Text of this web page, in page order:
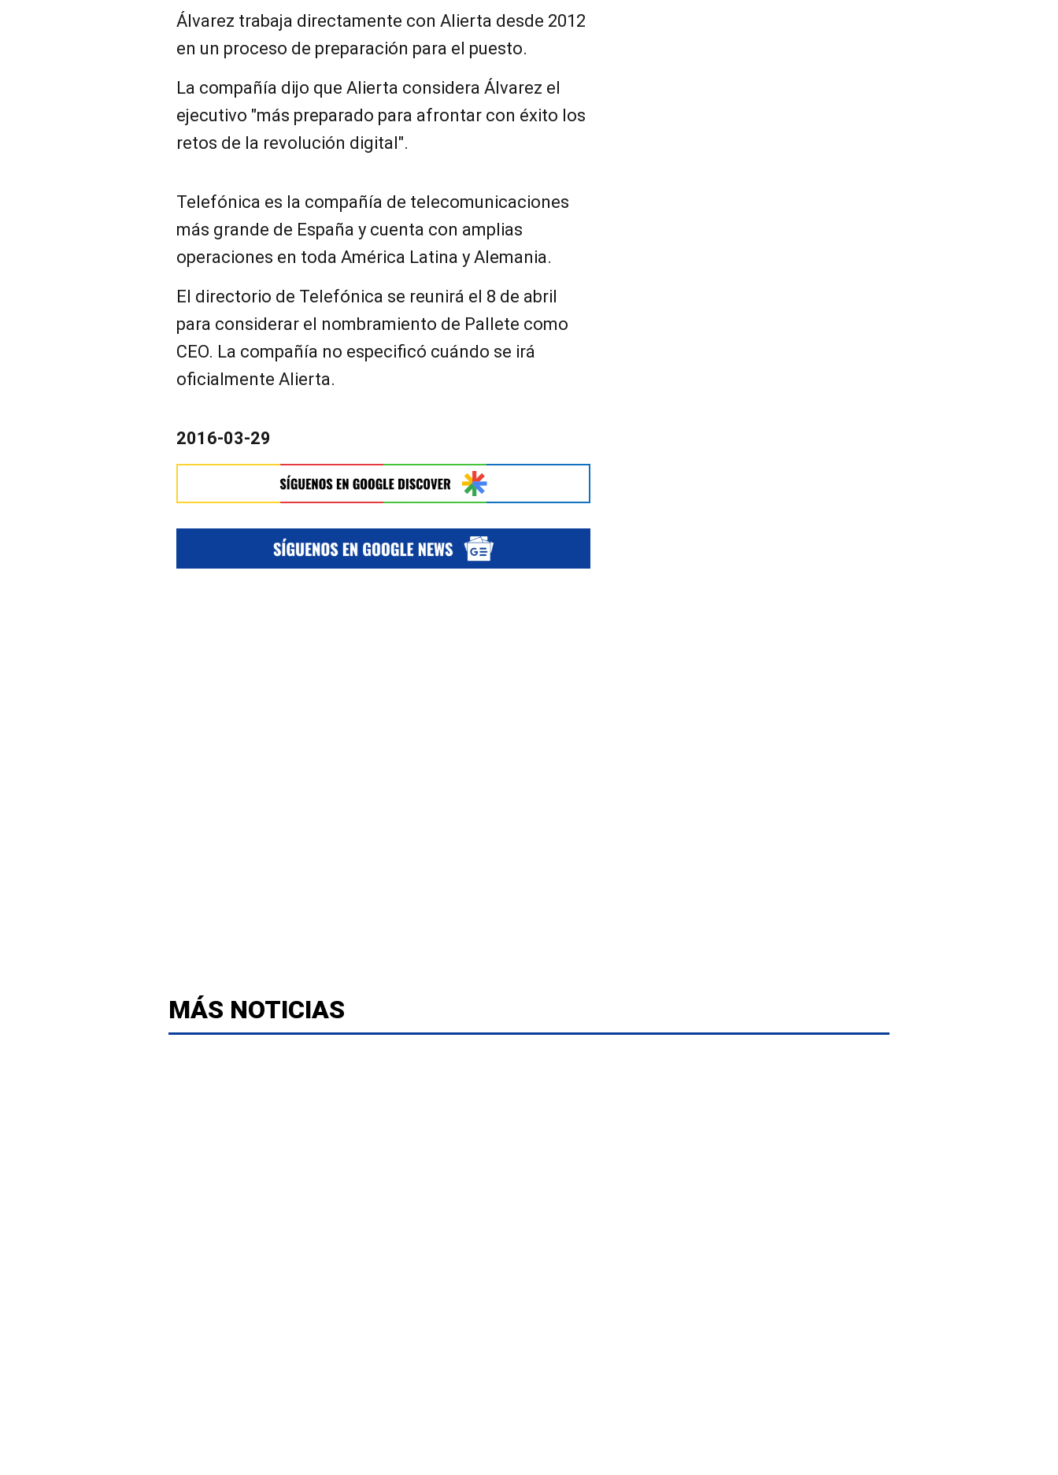
Álvarez trabaja directamente con Alierta desde 2012
en un proceso de preparación para el puesto.
La compañía dijo que Alierta considera Álvarez el
ejecutivo "más preparado para afrontar con éxito los
retos de la revolución digital".
Telefónica es la compañía de telecomunicaciones
más grande de España y cuenta con amplias
operaciones en toda América Latina y Alemania.
El directorio de Telefónica se reunirá el 8 de abril
para considerar el nombramiento de Pallete como
CEO. La compañía no especificó cuándo se irá
oficialmente Alierta.
2016-03-29
MÁS NOTICIAS